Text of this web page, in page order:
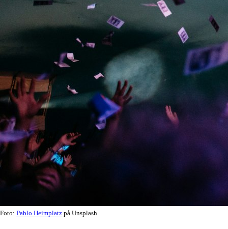
Foto: Pablo Heimplatz på Unsplash